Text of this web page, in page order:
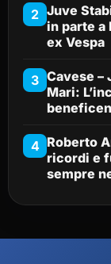
2 Juve
in parte a
ex Vespa
3 Cavese –
Mari:
4 Roberto
ricordi e
sempre